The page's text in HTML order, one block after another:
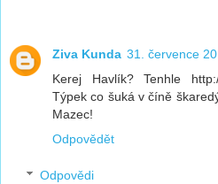
Ziva Kunda 31. července
Kerej Havlík? Tenhle
Týpek co šuká v číně
Mazec!
Odpovědět
Odpovědi